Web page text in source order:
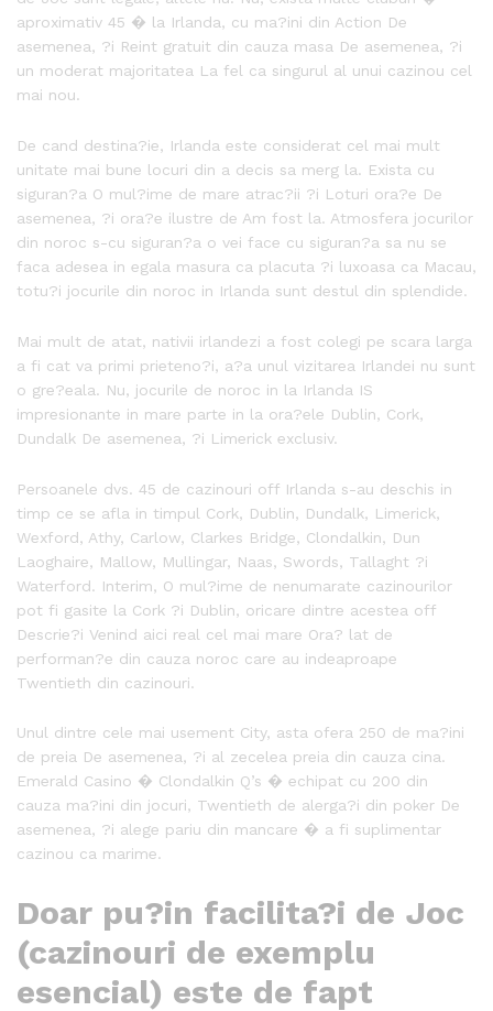
aproximativ 45 � la Irlanda, cu ma?ini din Action De
asemenea, ?i Reint gratuit din cauza masa De asemenea, ?i
un moderat majoritatea La fel ca singurul al unui cazinou cel
mai nou.
De cand destina?ie, Irlanda este considerat cel mai mult
unitate mai bune locuri din a decis sa merg la. Exista cu
siguran?a O mul?ime de mare atrac?ii ?i Loturi ora?e De
asemenea, ?i ora?e ilustre de Am fost la. Atmosfera jocurilor
din noroc s-cu siguran?a o vei face cu siguran?a sa nu se
faca adesea in egala masura ca placuta ?i luxoasa ca Macau,
totu?i jocurile din noroc in Irlanda sunt destul din splendide.
Mai mult de atat, nativii irlandezi a fost colegi pe scara larga
a fi cat va primi prieteno?i, a?a unul vizitarea Irlandei nu sunt
o gre?eala. Nu, jocurile de noroc in la Irlanda IS
impresionante in mare parte in la ora?ele Dublin, Cork,
Dundalk De asemenea, ?i Limerick exclusiv.
Persoanele dvs. 45 de cazinouri off Irlanda s-au deschis in
timp ce se afla in timpul Cork, Dublin, Dundalk, Limerick,
Wexford, Athy, Carlow, Clarkes Bridge, Clondalkin, Dun
Laoghaire, Mallow, Mullingar, Naas, Swords, Tallaght ?i
Waterford. Interim, O mul?ime de nenumarate cazinourilor
pot fi gasite la Cork ?i Dublin, oricare dintre acestea off
Descrie?i Venind aici real cel mai mare Ora? lat de
performan?e din cauza noroc care au indeaproape
Twentieth din cazinouri.
Unul dintre cele mai usement City, asta ofera 250 de ma?ini
de preia De asemenea, ?i al zecelea preia din cauza cina.
Emerald Casino � Clondalkin Q’s � echipat cu 200 din
cauza ma?ini din jocuri, Twentieth de alerga?i din poker De
asemenea, ?i alege pariu din mancare � a fi suplimentar
cazinou ca marime.
Doar pu?in facilita?i de Joc
(cazinouri de exemplu
esencial) este de fapt